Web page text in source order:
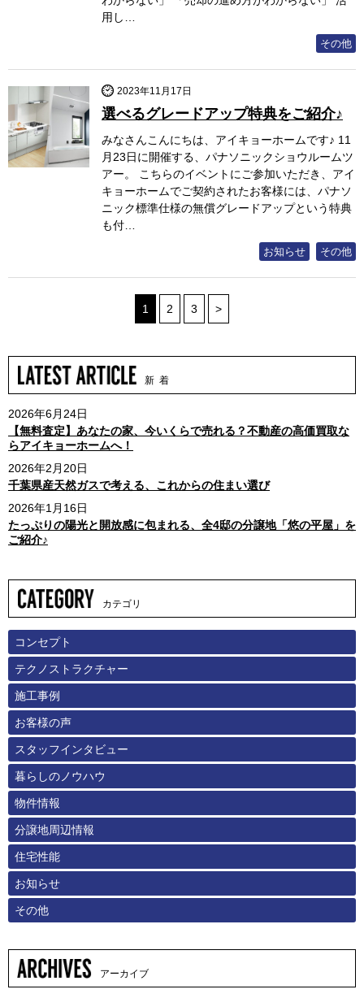
用し…
その他
2023年11月17日
選べるグレードアップ特典をご紹介♪
みなさんこんにちは、アイキョーホームです♪ 11
月23日に開催する、パナソニックショウルームツ
アー。 こちらのイベントにご参加いただき、アイ
キョーホームでご契約されたお客様には、パナソ
ニック標準仕様の無償グレードアップという特典
も付…
お知らせ その他
1 2 3 >
新 着
2026年6月24日
【無料査定】あなたの家、今いくらで売れる？不動産の高価買取な
らアイキョーホームへ！
2026年2月20日
千葉県産天然ガスで考える、これからの住まい選び
2026年1月16日
たっぷりの陽光と開放感に包まれる、全4邸の分譲地「悠の平屋」を
ご紹介♪
カテゴリ
コンセプト
テクノストラクチャー
施工事例
お客様の声
スタッフインタビュー
暮らしのノウハウ
物件情報
分譲地周辺情報
住宅性能
お知らせ
その他
アーカイブ